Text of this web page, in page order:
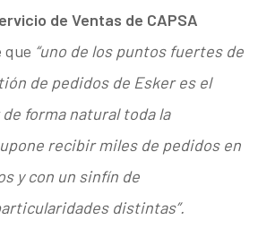
de Ventas de CAPSA
que “uno de los puntos fuertes de
de pedidos de Esker es el
forma natural toda la
recibir miles de pedidos en
y con un sinfín de
distintas”.